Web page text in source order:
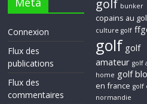
Connexion
Flux des
publications
Flux des
commentaires
golf bunker
copains au
culture golf
golf golf
amateur golf
home golf
en france golf
normandie